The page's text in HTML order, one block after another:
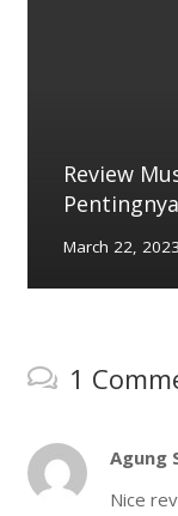
Review
March 22, 2023
1
Agung
Nice